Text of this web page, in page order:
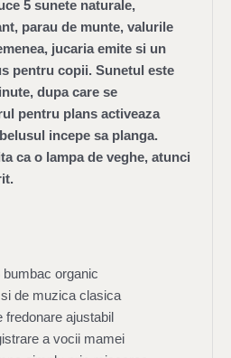
5 sunete naturale,
parau de munte, valurile
jucaria emite si un
pentru copii. Sunetul este
dupa care se
pentru plans activeaza
incepe sa planga.
ca o lampa de veghe, atunci
bumbac organic
de muzica clasica
fredonare ajustabil
a vocii mamei